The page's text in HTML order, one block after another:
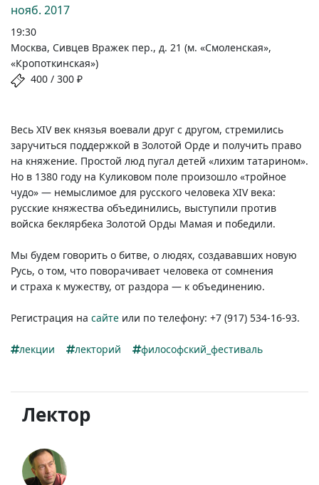
нояб. 2017
19:30
Москва, Сивцев Вражек пер., д. 21 (м. «Смоленская»,
«Кропоткинская»)
400 / 300 ₽
Весь XIV век князья воевали друг с другом, стремились
заручиться поддержкой в Золотой Орде и получить право
на княжение. Простой люд пугал детей «лихим татарином».
Но в 1380 году на Куликовом поле произошло «тройное
чудо» — немыслимое для русского человека XIV века:
русские княжества объединились, выступили против
войска беклярбека Золотой Орды Мамая и победили.
Мы будем говорить о битве, о людях, создававших новую
Русь, о том, что поворачивает человека от сомнения
и страха к мужеству, от раздора — к объединению.
Регистрация на сайте или по телефону: +7 (917) 534-16-93.
лекции лекторий философский_фестиваль
Лектор